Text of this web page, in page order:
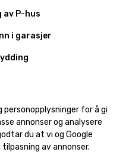
personopplysninger for å gi
annonser og analysere
du at vi og Google
av annonser.
av P-hus
i garasjer